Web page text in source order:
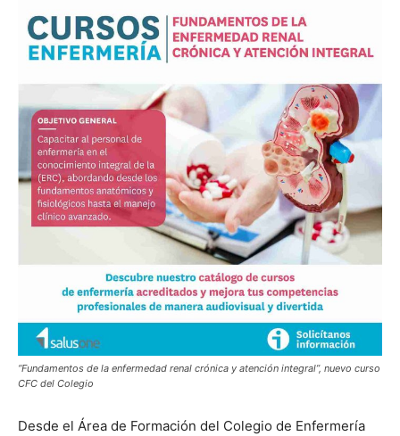
“Fundamentos de la enfermedad renal crónica y atención integral”, nuevo curso
CFC del Colegio
Desde el Área de Formación del Colegio de Enfermería